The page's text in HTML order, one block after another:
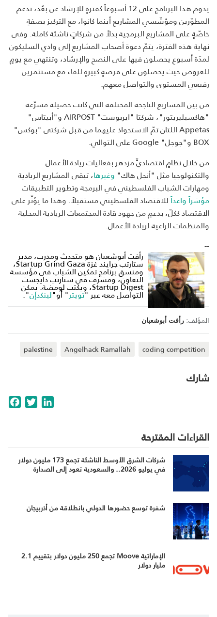
يدوم هذا البرنامج على 12 أسبوعاً كفترةٍ للإرشاد عن بعُد، تدعم
المطوّرين ومؤسِّسي المشاريع أينما كانوا، مع التركيز بصفةٍ
خاصّةٍ على المشاريع البرمجية بدلاً من شركاتٍ ناشئة كاملة. وفي
نهاية هذه الفترة، يتمّ دعوة أصحاب المشاريع إلى وادي السليكون
لمدّة أسبوع يحصلون فيها على النصح والإرشاد، وتنتهي مع يومٍ
للعروض حيث يحصلون على فرصةٍ كبيرةٍ للقاء مع مستثمرين
رفيعي المستوى والتواصل معهم.
من بين المشاريع الناجحة المختلفة التي كانت حصيلة مسرّعة
"هاكسيليريتور"، شركتا "ايربوست" AIRPOST و"أبيتاس"
Appetas اللتان تمّ الاستحواذ عليهما من قبل شركتي "بوكس"
BOX و"جوجل" Google على التوالي.
من خلال نظامٍ اقتصاديٍّ مزدهر بفعاليات ريادة الأعمال
والتكنولوجيا مثل "أنجل هاك" وغيرها، تبقى المشاريع الريادية
ومهارات الشباب الفلسطيني في البرمجة وتطوير التطبيقات
مؤشراً واعداًللاقتصاد الفلسطيني مستقبلاً. وهذا ما يؤثّر على
الاقتصاد ككلّ، بدعمٍ من جهود قادة المجتمعات الريادية المحلية
والمنظمات الراعية لريادة الأعمال.
--
رأفت أبوشعبان هو متحدث ومدرب، مدير
ستارتب جرايند غزة Startup Grind Gaza،
ومنسق برنامج تمكين الشباب في مؤسسة
التعاون، ومشرف في ستارتب دايجست
Startup Digest، ويكتب لومضة. يمكن
التواصل معه عبر "تويتر" أو"لينكدإن".
المؤلف: رأفت أبوشعبان
coding competition
Angelhack Ramallah
palestine
شارك
TwitterLinkedIn
القراءات المقترحة
شركات الشرق الأوسط الناشئة تجمع 173 مليون دولار
في يوليو 2026.. والسعودية تعود إلى الصدارة
شفرة توسع حضورها الدولي بانطلاقة من أذربيجان
الإماراتية Moove تجمع 250 مليون دولار بتقييم 2.1
مليار دولار